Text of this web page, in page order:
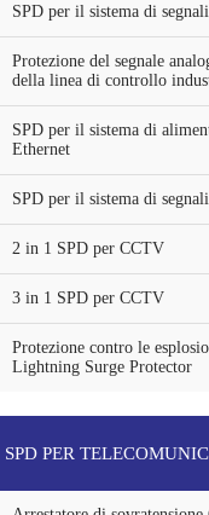
SPD per il sistema di
Protezione del segnale
della linea di controllo
SPD per il sistema di
Ethernet
SPD per il sistema di
2 in 1 SPD per CCTV
3 in 1 SPD per CCTV
Protezione contro le
Lightning Surge Protector
SPD PER